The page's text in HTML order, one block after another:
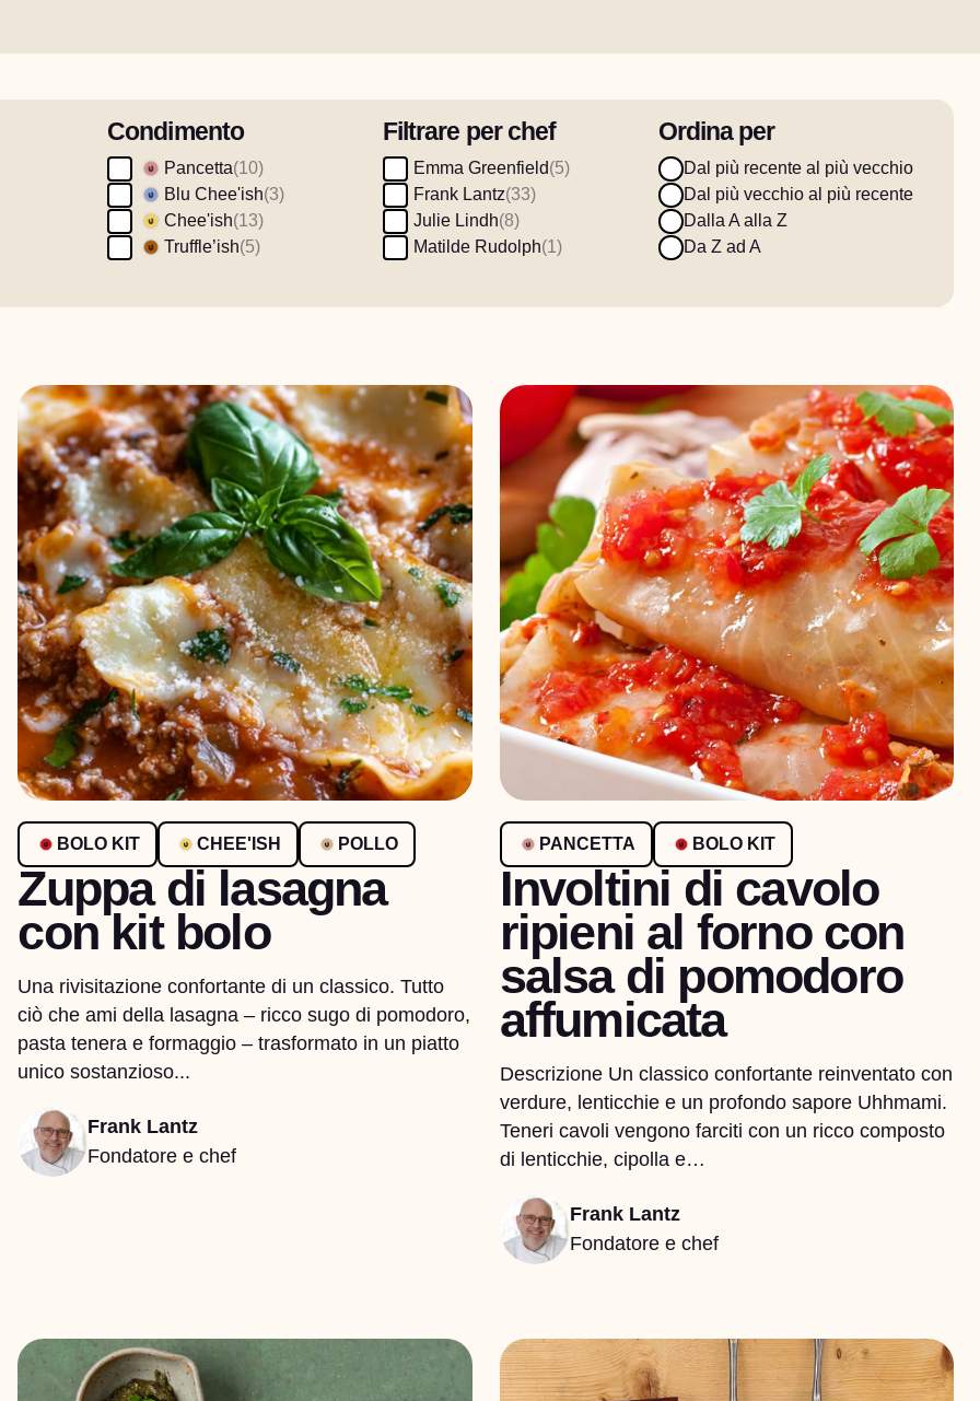
per il pianeta.
Condimento
Pancetta(10)
Blu Chee'ish(3)
Chee'ish(13)
Truffle’ish(5)
Filtrare per chef
Emma Greenfield(5)
Frank Lantz(33)
Julie Lindh(8)
Matilde Rudolph(1)
Ordina per
Dal più recente al più vecchio
Dal più vecchio al più recente
Dalla A alla Z
Da Z ad A
BOLO KIT CHEE'ISH POLLO
Zuppa di lasagna
con kit bolo
Una rivisitazione confortante di un classico. Tutto
ciò che ami della lasagna – ricco sugo di pomodoro,
pasta tenera e formaggio – trasformato in un piatto
unico sostanzioso...
Frank Lantz
Fondatore e chef
PANCETTA BOLO KIT
Involtini di cavolo
ripieni al forno con
salsa di pomodoro
affumicata
Descrizione Un classico confortante reinventato con
verdure, lenticchie e un profondo sapore Uhhmami.
Teneri cavoli vengono farciti con un ricco composto
di lenticchie, cipolla e…
Frank Lantz
Fondatore e chef